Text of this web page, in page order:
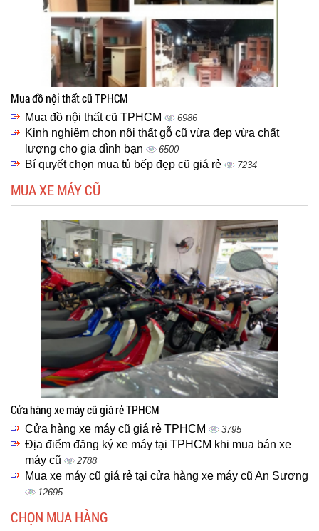
Mua đồ nội thất cũ TPHCM
Mua đồ nội thất cũ TPHCM 6986
Kinh nghiệm chọn nội thất gỗ cũ vừa đẹp vừa chất
lượng cho gia đình bạn
6500
Bí quyết chọn mua tủ bếp đẹp cũ giá rẻ 7234
MUA XE MÁY CŨ
Cửa hàng xe máy cũ giá rẻ TPHCM
Cửa hàng xe máy cũ giá rẻ TPHCM 3795
Địa điểm đăng ký xe máy tại TPHCM khi mua bán xe
máy cũ
2788
Mua xe máy cũ giá rẻ tại cửa hàng xe máy cũ An Sương
12695
CHỌN MUA HÀNG